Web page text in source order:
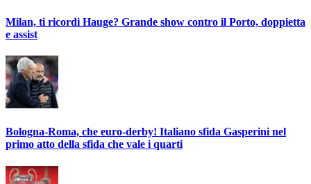
Milan, ti ricordi Hauge? Grande show contro il Porto, doppietta
e assist
Bologna-Roma, che euro-derby! Italiano sfida Gasperini nel
primo atto della sfida che vale i quarti